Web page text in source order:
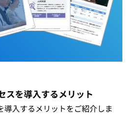
スを導入するメリット
導入するメリットをご紹介しま